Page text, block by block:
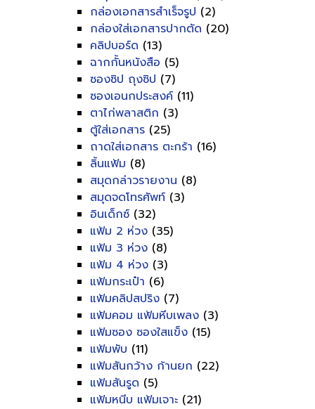
กล่องเอกสารสำเร็จรูป (2)
กล่องใส่เอกสารปากตัด (20)
คลิปบอร์ด (13)
ฉากกั้นหนังสือ (5)
ซองซิป ถุงซิป (7)
ซองเอนกประสงค์ (11)
ตาไก่พลาสติก (3)
ตู้ใส่เอกสาร (25)
ถาดใส่เอกสาร ตะกร้า (16)
ลิ้นแฟ้ม (8)
สมุดกล่าวรายงาน (8)
สมุดจดโทรศัพท์ (3)
อินเด็กซ์ (32)
แฟ้ม 2 ห่วง (35)
แฟ้ม 3 ห่วง (8)
แฟ้ม 4 ห่วง (3)
แฟ้มกระเป๋า (6)
แฟ้มคลิปสปริง (7)
แฟ้มคอม แฟ้มหีบเพลง (3)
แฟ้มซอง ซองใสแข็ง (15)
แฟ้มพับ (11)
แฟ้มสันกว้าง ก้านยก (22)
แฟ้มสันรูด (5)
แฟ้มหนีบ แฟ้มเจาะ (21)